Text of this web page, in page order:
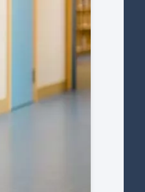
Accessibilité PMR